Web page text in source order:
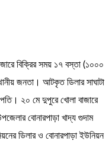
বিক্রির সময় ১৭ বস্তা (১০০০
জনতা। আটকৃত ডিলার সাঘাটা
২০ মে দুপুরে খোলা বাজারে
বোনারপাড়া খাদ্য গুদাম
ডিলার ও বোনারপাড়া ইউনিয়ন